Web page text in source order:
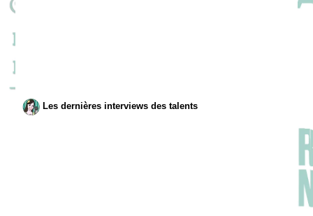
Les dernières interviews des talents